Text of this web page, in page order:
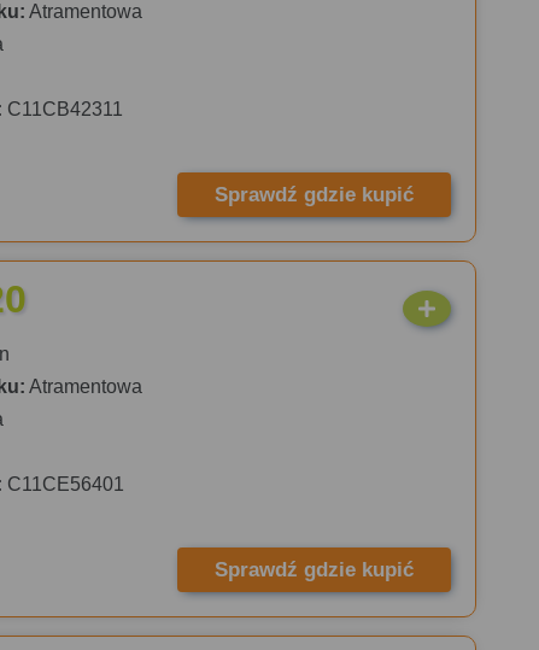
Atramentowa
C11CB42311
Sprawdź gdzie kupić
Atramentowa
C11CE56401
Sprawdź gdzie kupić